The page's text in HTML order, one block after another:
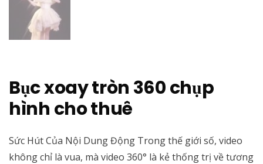
Bục xoay tròn 360 chụp
hình cho thuê
Sức Hút Của Nội Dung Động Trong thế giới số, video
không chỉ là vua, mà video 360° là kẻ thống trị về tương